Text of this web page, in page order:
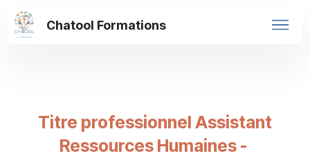
Chatool Formations
Titre professionnel Assistant
Ressources Humaines -